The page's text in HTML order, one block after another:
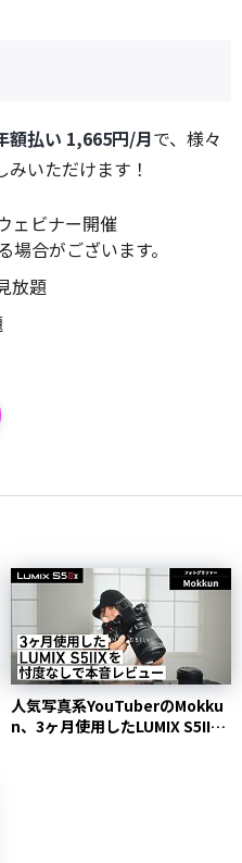
額払い 1,665円/月で、様々
いただけます！
ェビナー開催
合がございます。
放題
人気写真系YouTuberのMokku
n、3ヶ月使用したLUMIX S5IIX